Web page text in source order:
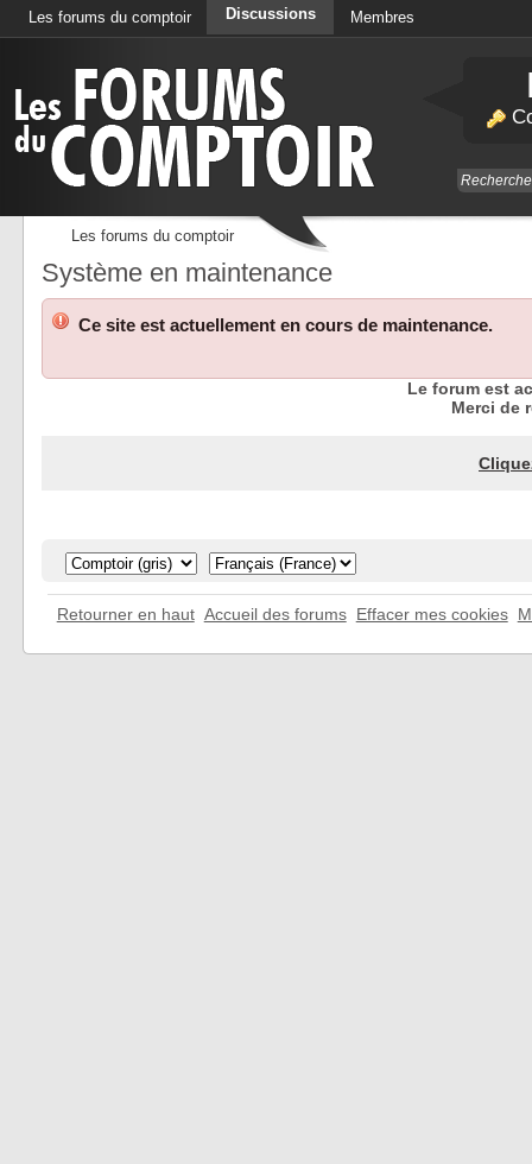
Les forums du comptoir Discussions Membres
Les forums du comptoir
Système en maintenance
Ce site est actuellement en cours de maintenance.
Le forum est
Merci de
Retourner en haut Accueil des forums Effacer mes cookies